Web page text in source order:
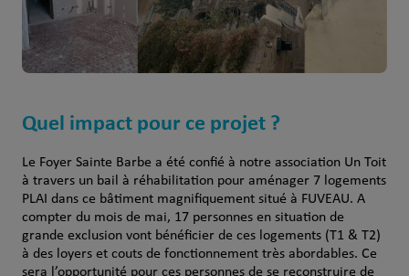
Quel impact pour ce projet ?
Le Foyer Sainte Barbe a été confié à notre association Un Toit
à travers un bail à réhabilitation pour aménager 7 logements
PLAI dans ce bâtiment magnifiquement situé à FUVEAU. A
compter du mois de mai, 17 personnes en situation de
grande exclusion vont bénéficier de ces logements (T1 & T2)
à des loyers et couts de fonctionnement très abordables. Ce
sera l’opportunité pour ces personnes de se reconstruire de